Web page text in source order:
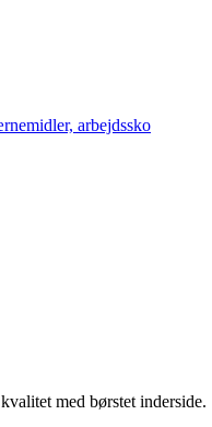
med børstet